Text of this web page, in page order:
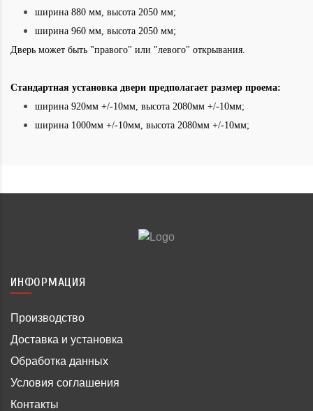
ширина 880 мм, высота 2050 мм;
ширина 960 мм, высота 2050 мм;
Дверь может быть "правого" или "левого" открывания.
Стандартная установка двери предполагает размер проема:
ширина 920мм +/-10мм, высота 2080мм +/-10мм;
ширина 1000мм +/-10мм, высота 2080мм +/-10мм;
ИНФОРМАЦИЯ
Производство
Доставка и установка
Обработка данных
Условия соглашения
Контакты